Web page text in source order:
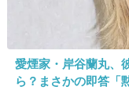
出典：blog-imgs-24-
愛煙家・岸谷蘭丸、
ら？まさかの即答「